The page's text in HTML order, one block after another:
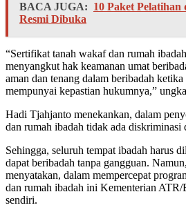
BACA JUGA: 10 Paket
Resmi Dibuka
“Sertifikat tanah wakaf dan rumah
menyangkut hak keamanan umat
aman dan tenang dalam beribadah
mempunyai kepastian hukumnya,”
Hadi Tjahjanto menekankan, dalam
dan rumah ibadah tidak ada diskriminasi
Sehingga, seluruh tempat ibadah harus
dapat beribadah tanpa gangguan.
menyatakan, dalam mempercepat
dan rumah ibadah ini Kementerian
sendiri.